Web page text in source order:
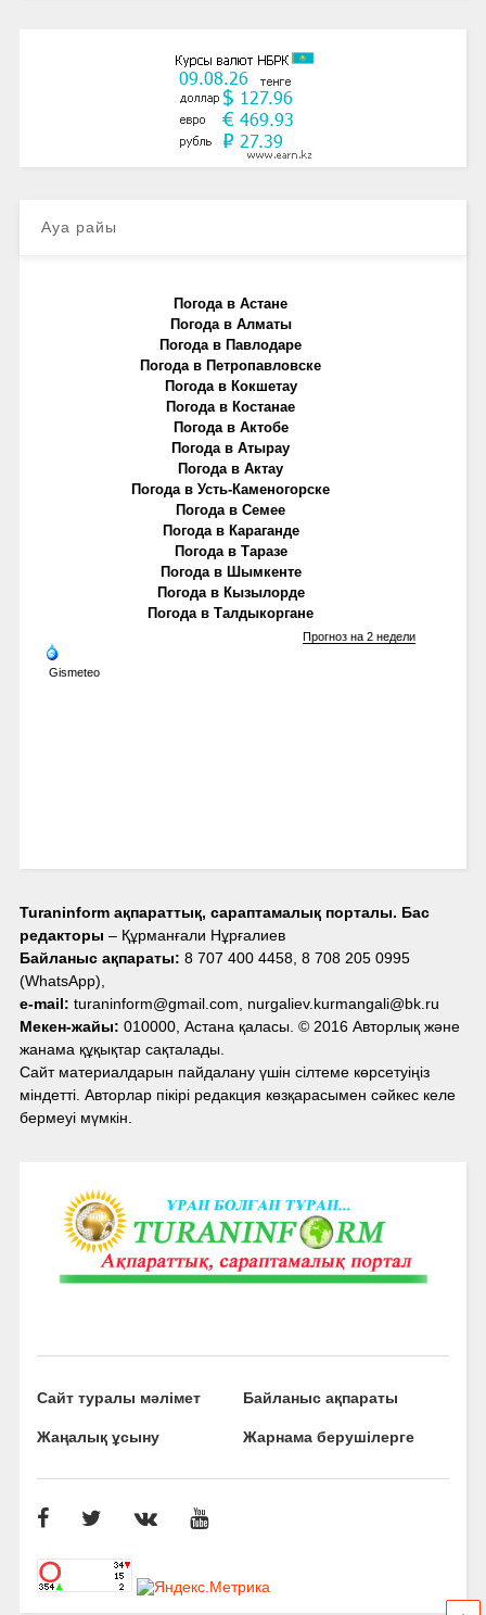
Ауа райы
Погода в Астане
Погода в Алматы
Погода в Павлодаре
Погода в Петропавловске
Погода в Кокшетау
Погода в Костанае
Погода в Актобе
Погода в Атырау
Погода в Актау
Погода в Усть-Каменогорске
Погода в Семее
Погода в Караганде
Погода в Таразе
Погода в Шымкенте
Погода в Кызылорде
Погода в Талдыкоргане
Gismeteo
Прогноз на 2 недели
Turaninform ақпараттық, сараптамалық порталы. Бас
редакторы – Құрманғали Нұрғалиев
Байланыс ақпараты: 8 707 400 4458, 8 708 205 0995
(WhatsApp),
e-mail: turaninform@gmail.com, nurgaliev.kurmangali@bk.ru
Мекен-жайы: 010000, Астана қаласы. © 2016 Авторлық және
жанама құқықтар сақталады.
Сайт материалдарын пайдалану үшін сілтеме көрсетуіңіз
міндетті. Авторлар пікірі редакция көзқарасымен сәйкес келе
бермеуі мүмкін.
Сайт туралы мәлімет Байланыс ақпараты
Жаңалық ұсыну Жарнама берушілерге